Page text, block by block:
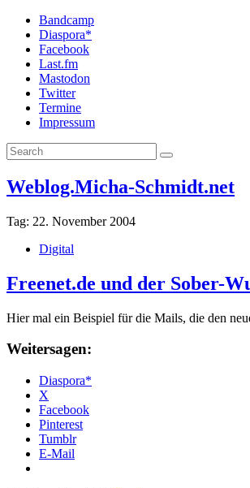
Bandcamp
Diaspora*
Facebook
Last.fm
Mastodon
Twitter
Termine
Impressum
Weblog.Micha-Schmidt.net
Tag: 22. November 2004
Digital
Freenet.de und der Sober-
Hier mal ein Beispiel für die Mails, die den
Weitersagen:
Diaspora*
X
Facebook
Pinterest
Tumblr
E-Mail